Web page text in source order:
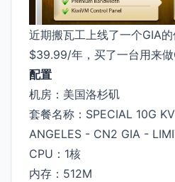
近期搬瓦工上线了一个GIA
$39.99/年，买了一台用来做
配置
机房：美国洛杉矶
套餐名称：SPECIAL 10G
ANGELES - CN2 GIA -
CPU：1核
内存：512M